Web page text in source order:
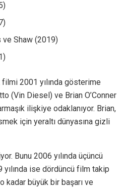
ve Shaw (2019)
2001 yılında gösterime
(Vin Diesel) ve Brian O’Conner
ilişkiye odaklanıyor. Brian,
için yeraltı dünyasına gizli
Bunu 2006 yılında üçüncü
yılında ise dördüncü film takip
kadar büyük bir başarı ve